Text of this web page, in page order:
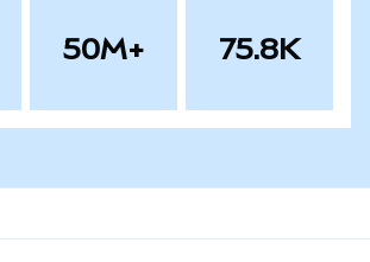
50M+ 75.8K